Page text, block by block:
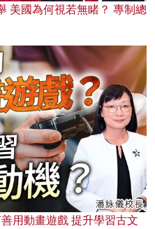
美國為何視若無睹？ 專制總
用動畫遊戲 提升學習古文